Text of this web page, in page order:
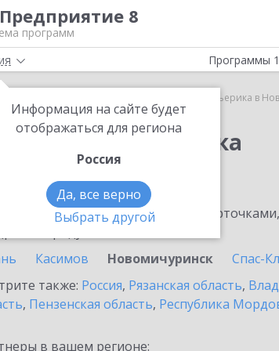
8
программ
Информация на сайте будет
отображаться для региона
Россия
Да, все верно
Выбрать другой
Программы
1С-Курьерика в
1С-Курьерика
с информационными
продукта.
Касимов Новомичуринск
Спас-
также: Россия, Рязанская область,
, Пензенская область, Республика
в вашем регионе: